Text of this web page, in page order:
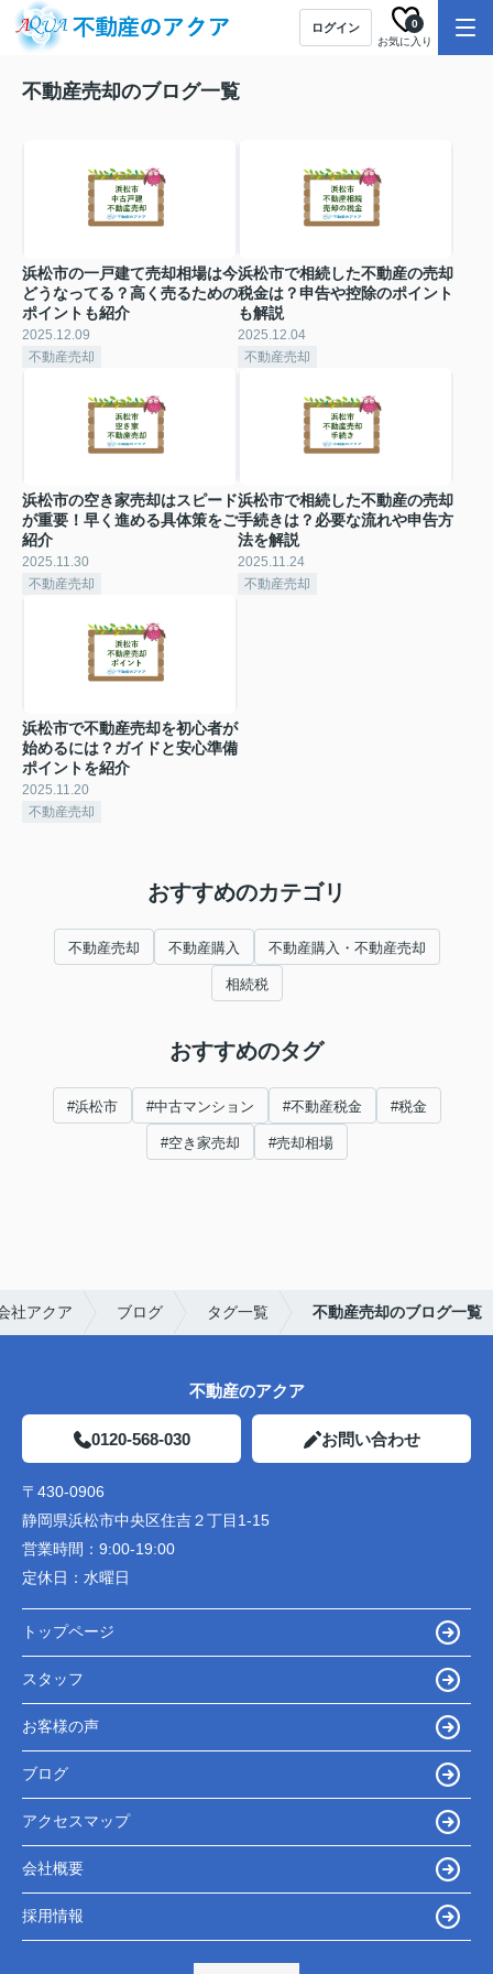
ログイン
お気に入り
0
不動産売却のブログ一覧
浜松市の一戸建て売却相場は今
どうなってる？高く売るための
ポイントも紹介
2025.12.09
不動産売却
浜松市で相続した不動産の売却
税金は？申告や控除のポイント
も解説
2025.12.04
不動産売却
浜松市の空き家売却はスピード
が重要！早く進める具体策をご
紹介
2025.11.30
不動産売却
浜松市で相続した不動産の売却
手続きは？必要な流れや申告方
法を解説
2025.11.24
不動産売却
浜松市で不動産売却を初心者が
始めるには？ガイドと安心準備
ポイントを紹介
2025.11.20
不動産売却
おすすめのカテゴリ
不動産売却 不動産購入 不動産購入・不動産売却
相続税
おすすめのタグ
#浜松市 #中古マンション #不動産税金 #税金
#空き家売却 #売却相場
社アクア ブログ タグ一覧 不動産売却のブログ一覧
不動産のアクア
0120-568-030 お問い合わせ
〒430-0906
静岡県浜松市中央区住吉２丁目1-15
営業時間： 9:00-19:00
定休日： 水曜日
トップページ
スタッフ
お客様の声
ブログ
アクセスマップ
会社概要
採用情報